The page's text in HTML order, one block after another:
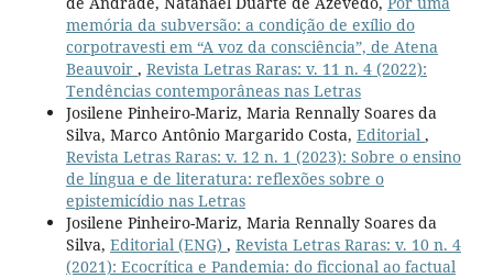
memória da subversão: a condição de exílio do
corpotravesti em “A voz da consciência”, de Atena
Beauvoir , Revista Letras Raras: v. 11 n. 4 (2022):
Tendências contemporâneas nas Letras
Josilene Pinheiro-Mariz, Maria Rennally Soares da
Silva, Marco Antônio Margarido Costa, Editorial ,
Revista Letras Raras: v. 12 n. 1 (2023): Sobre o ensino
de língua e de literatura: reflexões sobre o
epistemicídio nas Letras
Josilene Pinheiro-Mariz, Maria Rennally Soares da
Silva, Editorial (ENG) , Revista Letras Raras: v. 10 n. 4
(2021): Ecocrítica e Pandemia: do ficcional ao factual